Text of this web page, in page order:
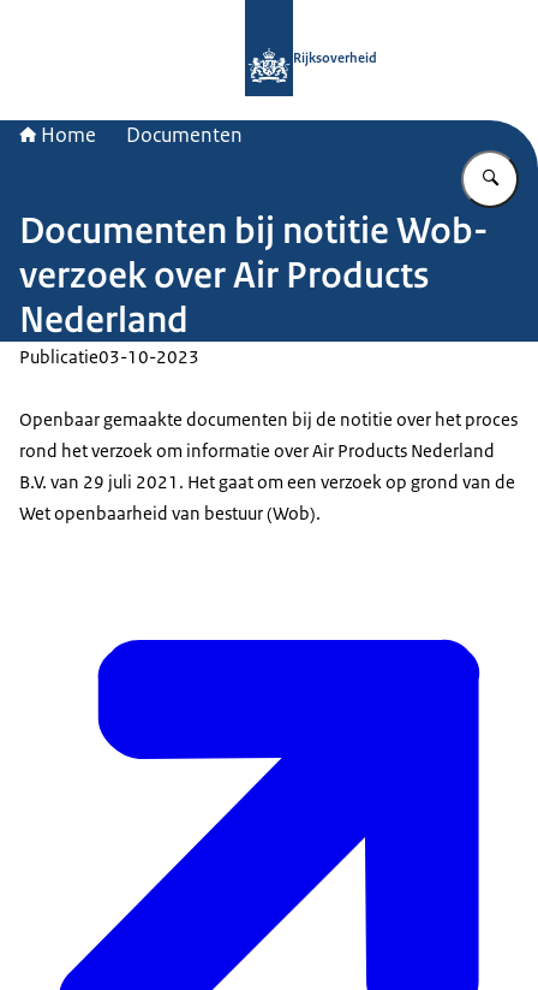
Rijksoverheid
Home Documenten
Documenten bij notitie Wob-
verzoek over Air Products
Nederland
Publicatie03-10-2023
Openbaar gemaakte documenten bij de notitie over het proces
rond het verzoek om informatie over Air Products Nederland
B.V. van 29 juli 2021. Het gaat om een verzoek op grond van de
Wet openbaarheid van bestuur (Wob).